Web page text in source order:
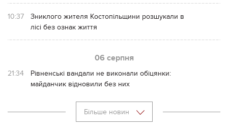
10:37
Зниклого жителя Костопільщини розшукали в
лісі без ознак життя
06 серпня
21:34
Рівненські вандали не виконали обіцянки:
майданчик відновили без них
Більше новин